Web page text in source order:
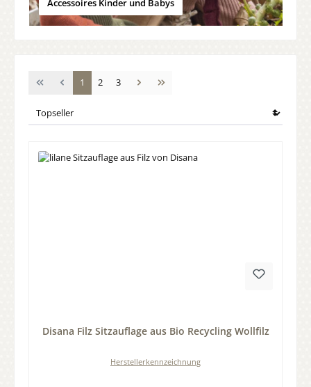
Accessoires Kinder und Babys
Seite
1 Seite
2 Seite
3
Disana Filz Sitzauflage aus Bio Recycling Wollfilz
Herstellerkennzeichnung